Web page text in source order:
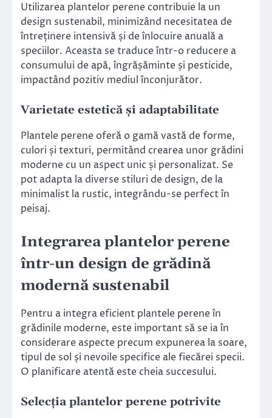
Utilizarea plantelor perene contribuie la un
design sustenabil, minimizând necesitatea de
întreținere intensivă și de înlocuire anuală a
speciilor. Aceasta se traduce într-o reducere a
consumului de apă, îngrășăminte și pesticide,
impactând pozitiv mediul înconjurător.
Varietate estetică și adaptabilitate
Plantele perene oferă o gamă vastă de forme,
culori și texturi, permitând crearea unor grădini
moderne cu un aspect unic și personalizat. Se
pot adapta la diverse stiluri de design, de la
minimalist la rustic, integrându-se perfect în
peisaj.
Integrarea plantelor perene
într-un design de grădină
modernă sustenabil
Pentru a integra eficient plantele perene în
grădinile moderne, este important să se ia în
considerare aspecte precum expunerea la soare,
tipul de sol și nevoile specifice ale fiecărei specii.
O planificare atentă este cheia succesului.
Selecția plantelor perene potrivite